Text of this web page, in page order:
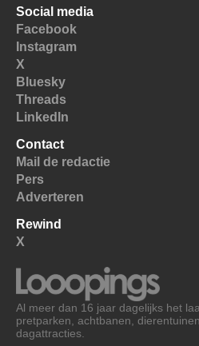
Social media
Facebook
Instagram
X
Bluesky
Threads
LinkedIn
Contact
Mail de redactie
Pers
Adverteren
Rewind
X
Al meer dan 16 jaar dagelijks het
pretparken, achtbanen,
dagattracties.